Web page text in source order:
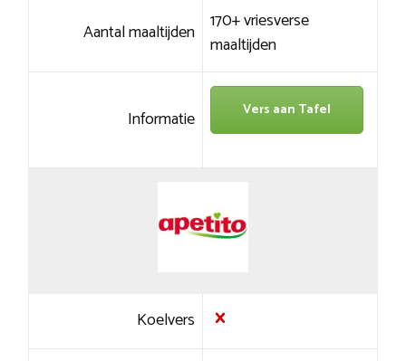
Aantal maaltijden 170+ vriesverse
maaltijden
Informatie Vers aan Tafel
Koelvers